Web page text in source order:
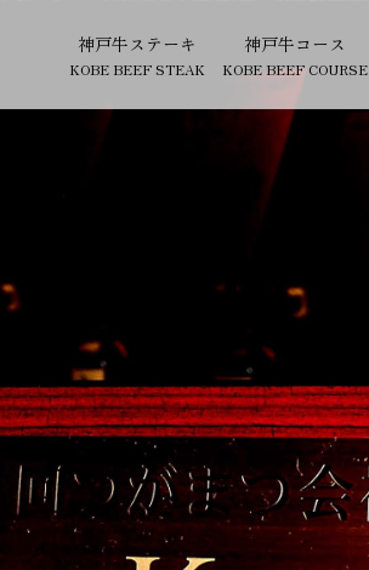
神戸牛ステーキ
KOBE BEEF STEAK
神戸牛コース
KOBE BEEF COURSE